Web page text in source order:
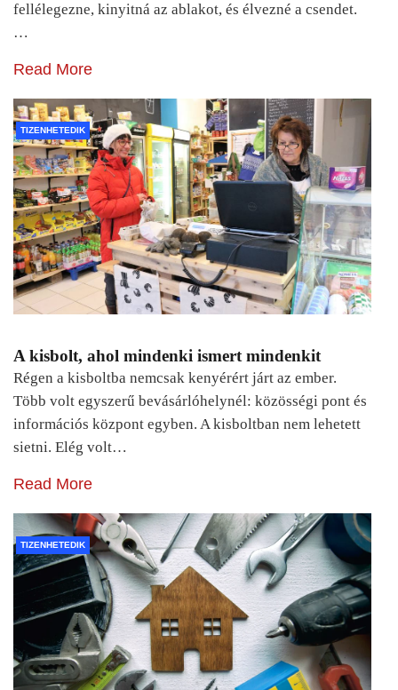
fellélegezne, kinyitná az ablakot, és élvezné a csendet.
…
Read More
TIZENHETEDIK
A kisbolt, ahol mindenki ismert mindenkit
Régen a kisboltba nemcsak kenyérért járt az ember.
Több volt egyszerű bevásárlóhelynél: közösségi pont és
információs központ egyben. A kisboltban nem lehetett
sietni. Elég volt…
Read More
TIZENHETEDIK